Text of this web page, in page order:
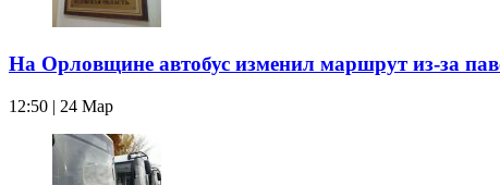
На Орловщине автобус изменил маршрут из-за
12:50 | 24 Мар